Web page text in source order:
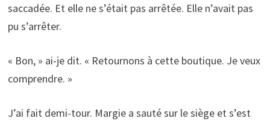
saccadée. Et elle ne s’était pas arrêtée. Elle n’avait pas
pu s’arrêter.
« Bon, » ai-je dit. « Retournons à cette boutique. Je veux
comprendre. »
J’ai fait demi-tour. Margie a sauté sur le siège et s’est